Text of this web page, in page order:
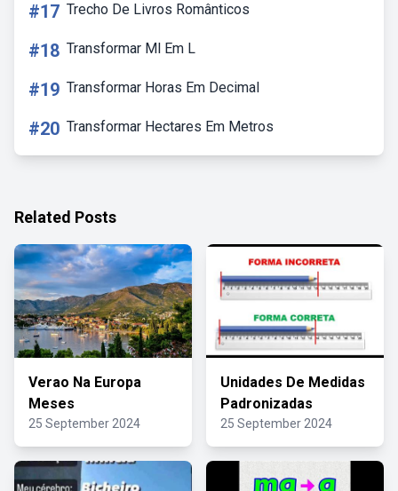
#17 Trecho De Livros Românticos
#18 Transformar Ml Em L
#19 Transformar Horas Em Decimal
#20 Transformar Hectares Em Metros
Related Posts
Verao Na Europa
Meses
25 September 2024
Unidades De Medidas
Padronizadas
25 September 2024